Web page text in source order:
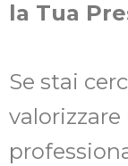
la Tua
Se stai